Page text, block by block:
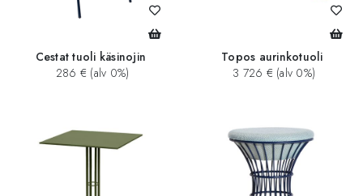
Cestat tuoli käsinojin
286 € (alv 0%)
Topos aurinkotuoli
3 726 € (alv 0%)